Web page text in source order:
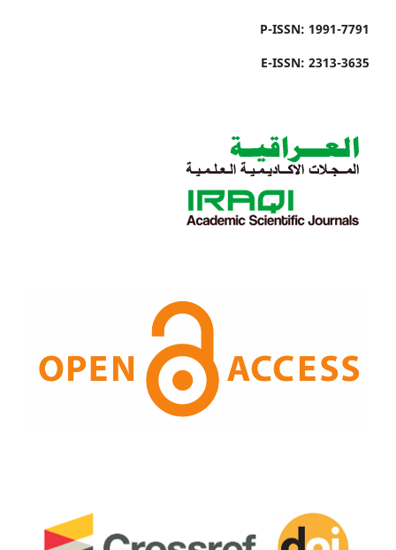
P-ISSN: 1991-7791
E-ISSN: 2313-3635